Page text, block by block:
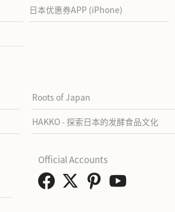
日本优惠券APP (iPhone)
Roots of Japan
HAKKO - 探索日本的发酵食品文化
Official Accounts